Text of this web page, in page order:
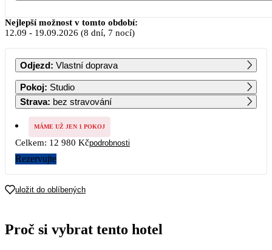
Září 2026
PO ÚT ST ČT PÁ SO NE
1 2 3 4 5 6
7 8 9 10 11 12 13
14 15 16
21 22 23 24 25 26 27
Nejlepší možnost v tomto období:
12.09 - 19.09.2026 (8 dní, 7 nocí)
Odjezd: Vlastní doprava
Pokoj: Studio
Strava: bez stravování
MÁME UŽ JEN 1 POKOJ
Celkem: 12 980 Kčpodrobnosti
Rezervujte
uložit do oblíbených
Proč si vybrat tento hotel